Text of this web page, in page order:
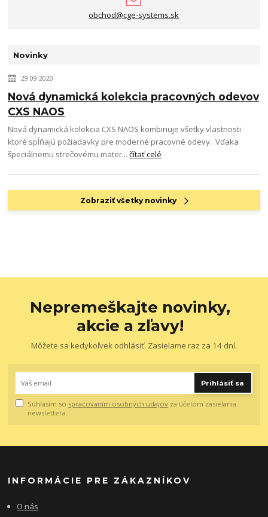
obchod@cge-systems.sk
Novinky
29.09.2020
Nová dynamická kolekcia pracovných odevov
CXS NAOS
Nová dynamická kolekcia CXS NAOS kombinuje všetky vlastnosti
ktoré spĺňajú požiadavky pre moderné pracovné odevy. Vďaka
špeciálnemu strečovému mater...čítať celé
Zobraziť všetky novinky
Nepremeškajte novinky,
akcie a zľavy!
Môžete sa kedykoľvek odhlásiť. Zasielame raz za 14 dní.
Prihlásiť sa
Súhlasím so spracovaním osobných údajov za účelom zasielania
newslettera.
INFORMÁCIE PRE ZÁKAZNÍKOV
O nás